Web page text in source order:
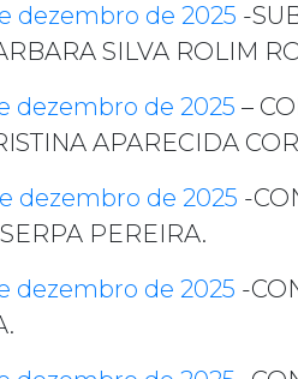
dezembro de 2025 -
SILVA ROLIM
dezembro de 2025 –
APARECIDA
dezembro de 2025 -
PEREIRA.
dezembro de 2025 -